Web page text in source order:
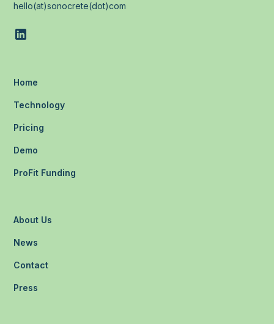
hello(at)sonocrete(dot)com
Home
Technology
Pricing
Demo
ProFit Funding
About Us
News
Contact
Press